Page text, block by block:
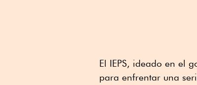
El IEPS, ideado en el
para enfrentar una